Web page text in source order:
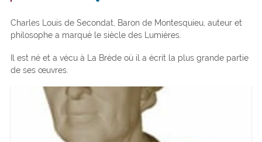
Charles Louis de Secondat, Baron de Montesquieu, auteur et
philosophe a marqué le siècle des Lumières.
Il est né et a vécu à La Brède où il a écrit la plus grande partie
de ses œuvres.